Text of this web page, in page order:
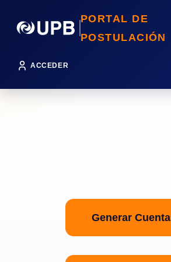
PORTAL DE
POSTULACIÓN
ACCEDER
Generar Cuenta